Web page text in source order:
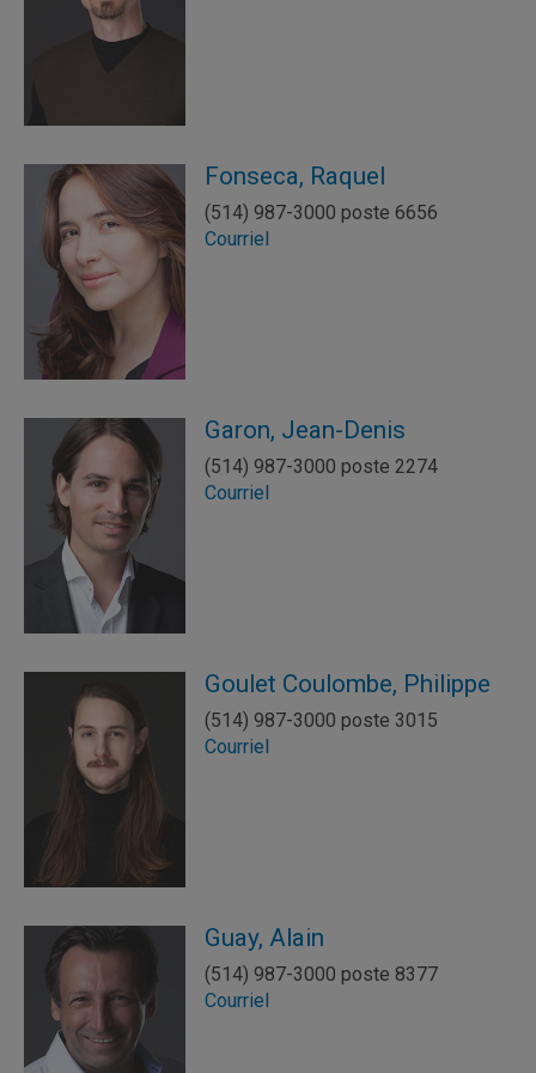
Fonseca, Raquel
(514) 987-3000 poste 6656
Courriel
Garon, Jean-Denis
(514) 987-3000 poste 2274
Courriel
Goulet Coulombe, Philippe
(514) 987-3000 poste 3015
Courriel
Guay, Alain
(514) 987-3000 poste 8377
Courriel